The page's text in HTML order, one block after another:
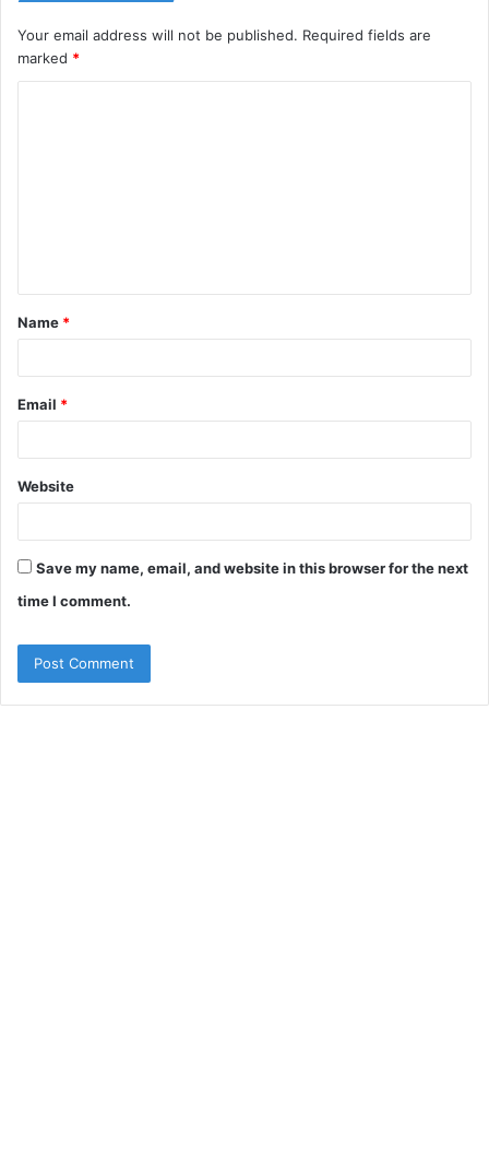
Your email address will not be published. Required fields are
marked *
t
*
Name *
Email *
Website
Save my name, email, and website in this browser for the next
time I comment.